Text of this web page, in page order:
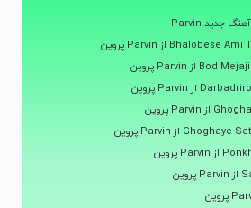
آهنگ جدید Parvin